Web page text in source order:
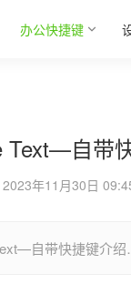
办公快捷键
Text—自带
2023年11月30日
自带快捷键介